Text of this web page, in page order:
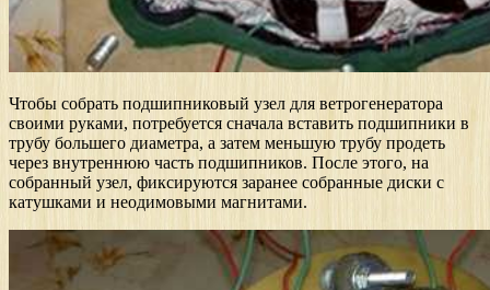
Чтобы собрать подшипниковый узел для ветрогенератора
своими руками, потребуется сначала вставить подшипники в
трубу большего диаметра, а затем меньшую трубу продеть
через внутреннюю часть подшипников. После этого, на
собранный узел, фиксируются заранее собранные диски с
катушками и неодимовыми магнитами.